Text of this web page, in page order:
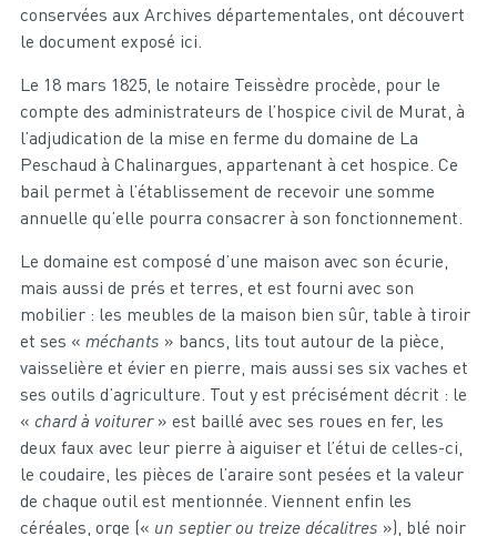
conservées aux Archives départementales, ont découvert
le document exposé ici.
Le 18 mars 1825, le notaire Teissèdre procède, pour le
compte des administrateurs de l’hospice civil de Murat, à
l’adjudication de la mise en ferme du domaine de La
Peschaud à Chalinargues, appartenant à cet hospice. Ce
bail permet à l’établissement de recevoir une somme
annuelle qu’elle pourra consacrer à son fonctionnement.
Le domaine est composé d’une maison avec son écurie,
mais aussi de prés et terres, et est fourni avec son
mobilier : les meubles de la maison bien sûr, table à tiroir
et ses « méchants » bancs, lits tout autour de la pièce,
vaisselière et évier en pierre, mais aussi ses six vaches et
ses outils d’agriculture. Tout y est précisément décrit : le
« chard à voiturer» est baillé avec ses roues en fer, les
deux faux avec leur pierre à aiguiser et l’étui de celles-ci,
le coudaire, les pièces de l’araire sont pesées et la valeur
de chaque outil est mentionnée. Viennent enfin les
céréales, orge (« un septier ou treize décalitres »), blé noir